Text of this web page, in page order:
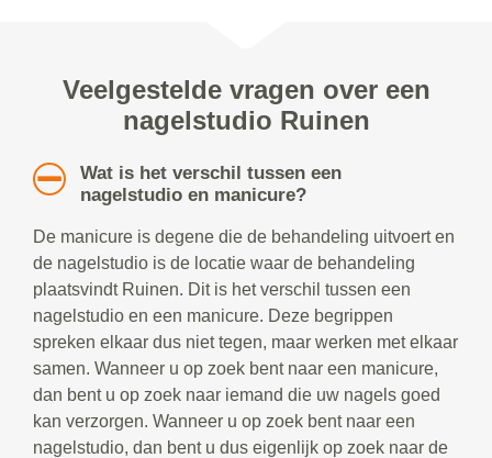
Veelgestelde vragen over een
nagelstudio Ruinen
Wat is het verschil tussen een
nagelstudio en manicure?
De manicure is degene die de behandeling uitvoert en
de nagelstudio is de locatie waar de behandeling
plaatsvindt Ruinen. Dit is het verschil tussen een
nagelstudio en een manicure. Deze begrippen
spreken elkaar dus niet tegen, maar werken met elkaar
samen. Wanneer u op zoek bent naar een manicure,
dan bent u op zoek naar iemand die uw nagels goed
kan verzorgen. Wanneer u op zoek bent naar een
nagelstudio, dan bent u dus eigenlijk op zoek naar de